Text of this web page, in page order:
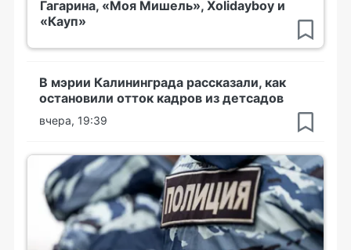
Гагарина, «Моя Мишель», Xolidayboy и
«Кауп»
В мэрии Калининграда рассказали, как
остановили отток кадров из детсадов
вчера, 19:39